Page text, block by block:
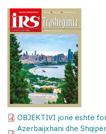
OBJEKTIVI jonë është
Azerbaijxhani dhe